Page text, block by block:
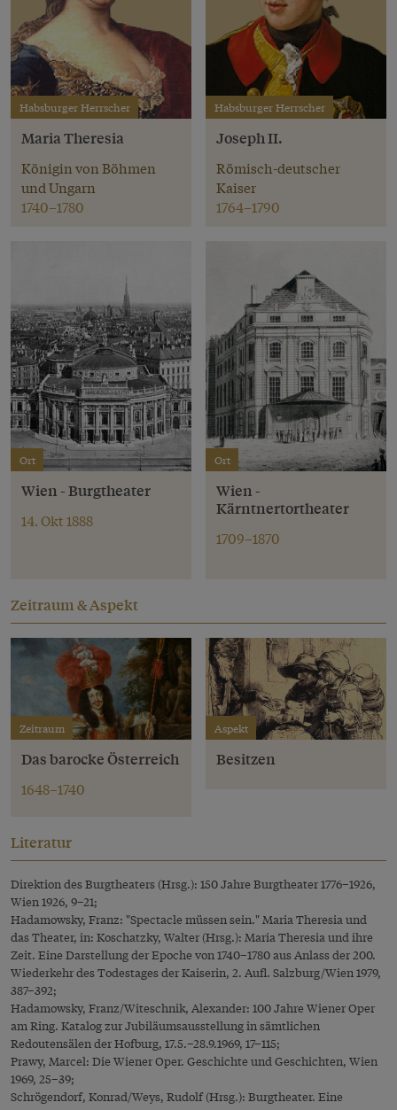
Habsburger Herrscher
Maria Theresia
Königin von Böhmen
und Ungarn
1740–1780
Habsburger Herrscher
Joseph II.
Römisch-deutscher
Kaiser
1764–1790
Ort
Wien - Burgtheater
14. Okt 1888
Ort
Wien -
Kärntnertortheater
1709–1870
Zeitraum & Aspekt
Zeitraum
Das barocke Österreich
1648–1740
Aspekt
Besitzen
Literatur
Direktion des Burgtheaters (Hrsg.): 150 Jahre Burgtheater 1776–1926,
Wien 1926, 9–21;
Hadamowsky, Franz: "Spectacle müssen sein." Maria Theresia und
das Theater, in: Koschatzky, Walter (Hrsg.): Maria Theresia und ihre
Zeit. Eine Darstellung der Epoche von 1740–1780 aus Anlass der 200.
Wiederkehr des Todestages der Kaiserin, 2. Aufl. Salzburg/Wien 1979,
387–392;
Hadamowsky, Franz/Witeschnik, Alexander: 100 Jahre Wiener Oper
am Ring. Katalog zur Jubiläumsausstellung in sämtlichen
Redoutensälen der Hofburg, 17.5.–28.9.1969, 17–115;
Prawy, Marcel: Die Wiener Oper. Geschichte und Geschichten, Wien
1969, 25–39;
Schrögendorf, Konrad/Weys, Rudolf (Hrsg.): Burgtheater. Eine